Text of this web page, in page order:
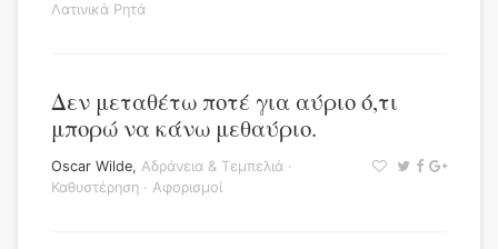
Λατινικά Ρητά
Δεν μεταθέτω ποτέ για αύριο ό,τι
μπορώ να κάνω μεθαύριο.
Oscar Wilde, Αδράνεια & Τεμπελιά ·
Καθυστέρηση · Αφορισμοί